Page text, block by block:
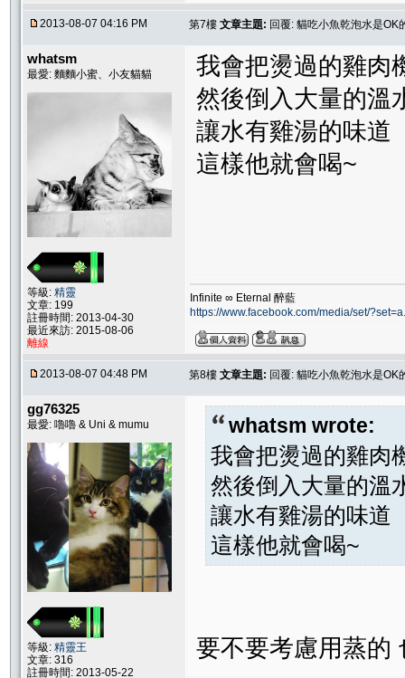
2013-08-07 04:16 PM 第7樓 文章主題: 回覆: 貓吃小魚乾泡水是OK
whatsm
最愛: 麵麵小蜜、小友貓貓
等級: 精靈
文章: 199
註冊時間: 2013-04-30
最近來訪: 2015-08-06
離線
我會把燙過的雞肉
然後倒入大量的溫
讓水有雞湯的味道
這樣他就會喝~
Infinite ∞ Eternal 醉藍
https://www.facebook.com/media/set/
2013-08-07 04:48 PM 第8樓 文章主題: 回覆: 貓吃小魚乾泡水是OK
gg76325
最愛: 嚕嚕 & Uni & mumu
等級: 精靈王
文章: 316
註冊時間: 2013-05-22
whatsm wrote:
我會把燙過的雞肉
然後倒入大量的溫
讓水有雞湯的味道
這樣他就會喝~
要不要考慮用蒸的